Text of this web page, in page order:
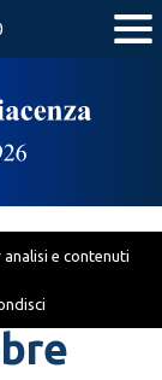
e contenuti